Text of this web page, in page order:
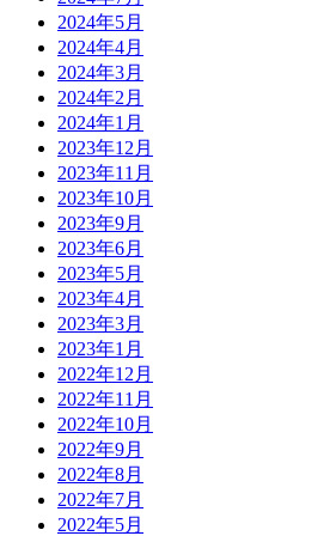
2024年5月
2024年4月
2024年3月
2024年2月
2024年1月
2023年12月
2023年11月
2023年10月
2023年9月
2023年6月
2023年5月
2023年4月
2023年3月
2023年1月
2022年12月
2022年11月
2022年10月
2022年9月
2022年8月
2022年7月
2022年5月